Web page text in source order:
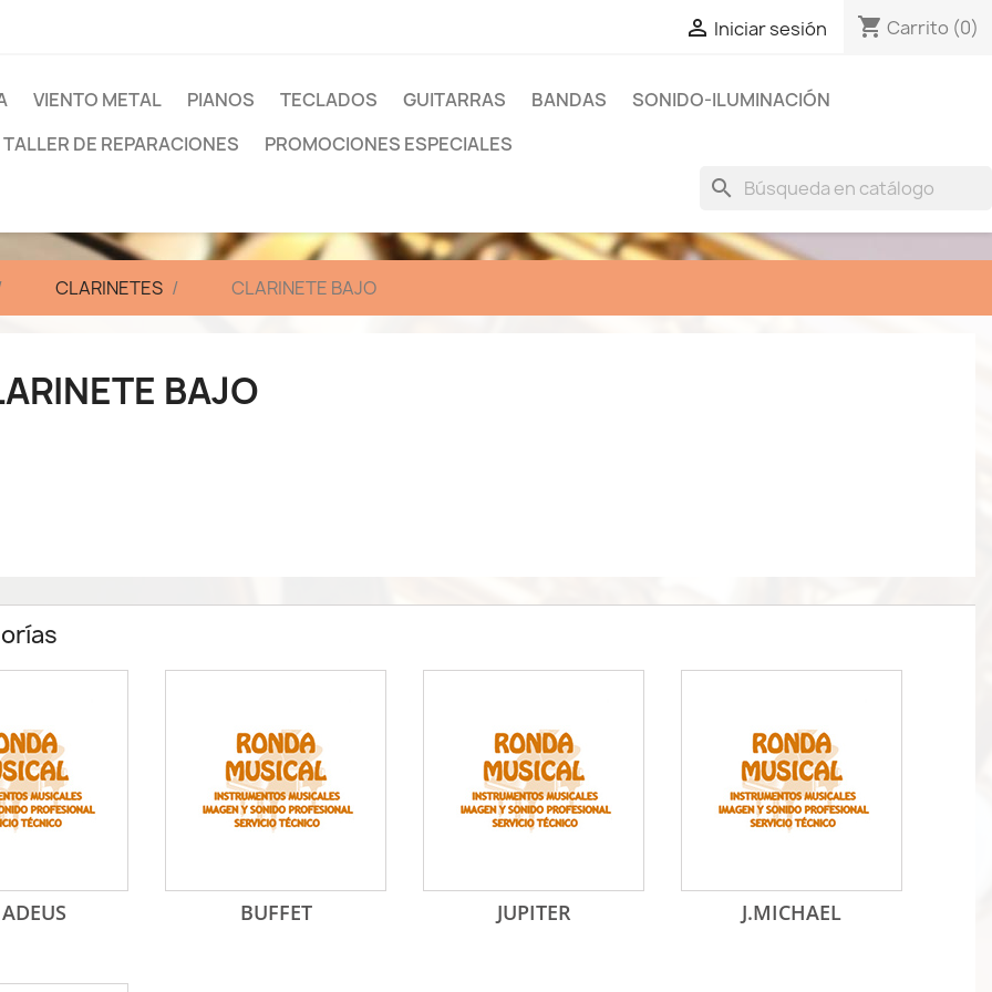
 Iniciar sesión shopping_cart Carrito (0)
VIENTO METAL PIANOS TECLADOS GUITARRAS BANDAS
SONIDO-ILUMINACIÓN
TALLER DE REPARACIONES
PROMOCIONES ESPECIALES
search
CLARINETES CLARINETE BAJO
BAJO
BUFFET JUPITER J.MICHAEL